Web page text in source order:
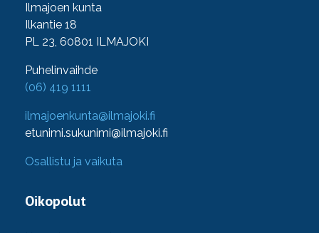
Ilmajoen kunta
Ilkantie 18
PL 23, 60801 ILMAJOKI
Puhelinvaihde
(06) 419 1111
ilmajoenkunta@ilmajoki.fi
etunimi.sukunimi@ilmajoki.fi
Osallistu ja vaikuta
Oikopolut